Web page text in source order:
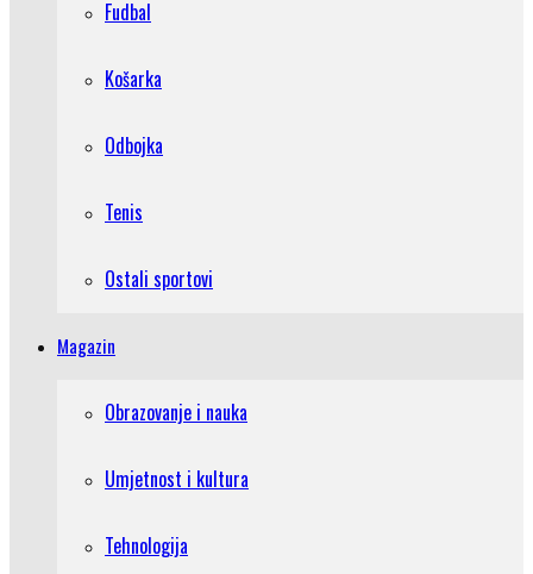
Fudbal
Košarka
Odbojka
Tenis
Ostali sportovi
Magazin
Obrazovanje i nauka
Umjetnost i kultura
Tehnologija